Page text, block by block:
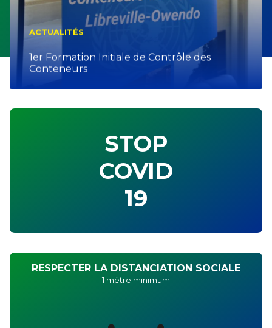
Communiqué de presse DGDDI
Octobre Rose 2025
ACTUALITÉS
1er Formation Initiale de Contrôle des
Conteneurs
STOP
COVID
19
RESPECTER LA DISTANCIATION SOCIALE
1 mètre minimum